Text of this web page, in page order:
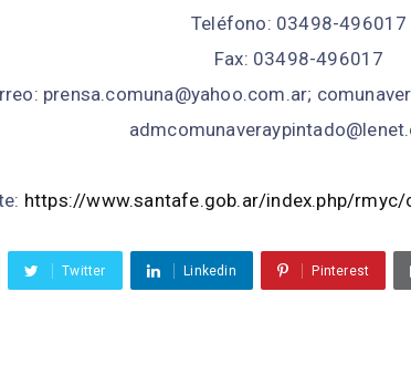
Teléfono: 03498-496017
Fax: 03498-496017
prensa.comuna@yahoo.com.ar;
https://www.santafe.gob.ar/index.php/
Twitter Linkedin Pinterest